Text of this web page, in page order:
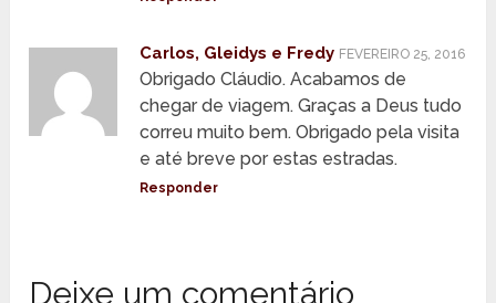
Carlos, Gleidys e Fredy FEVEREIRO 25, 2016
Obrigado Cláudio. Acabamos de
chegar de viagem. Graças a Deus tudo
correu muito bem. Obrigado pela visita
e até breve por estas estradas.
Responder
Deixe um comentário